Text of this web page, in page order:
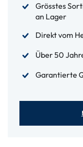
Grösstes
an Lager
Direkt vom
Über 50
Garantierte